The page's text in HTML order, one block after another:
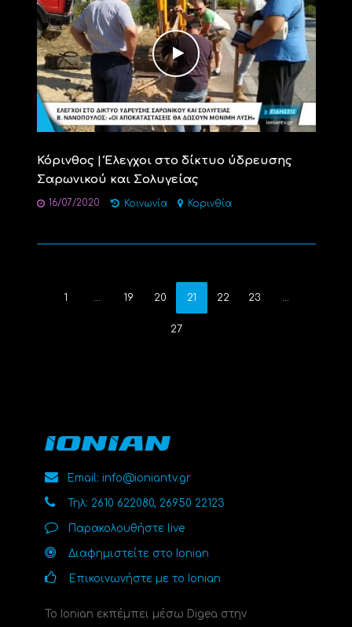
Κόρινθος | Έλεγχοι στο δίκτυο ύδρευσης
Σαρωνικού και Σολυγείας
16/07/2020 Κοινωνία Κορινθία
1 19 20 21 22 23
27
Email: info@ioniantv.gr
Τηλ: 2610 622080, 26950 22123
Παρακολουθήστε live
Διαφημιστείτε στο Ionian
Επικοινωνήστε με το Ionian
Το Ionian εκπέμπει μέσω Digea στην